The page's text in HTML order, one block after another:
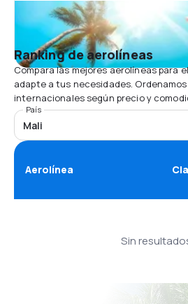
Ranking de aerolíneas
Compara las mejores aerolíneas para
adapte a tus necesidades.
internacionales según precio y
País
Mali
Aerolínea
Sin